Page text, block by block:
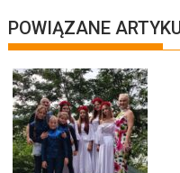
POWIĄZANE